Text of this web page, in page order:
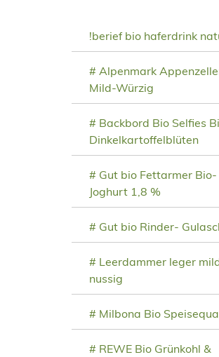
!berief bio haferdrink
# Alpenmark
Mild-Würzig
# Backbord Bio Selfies
Dinkelkartoffelblüten
# Gut bio Fettarmer Bio-
Joghurt 1,8 %
# Gut bio Rinder-
# Leerdammer leger
nussig
# Milbona Bio
# REWE Bio Grünkohl &